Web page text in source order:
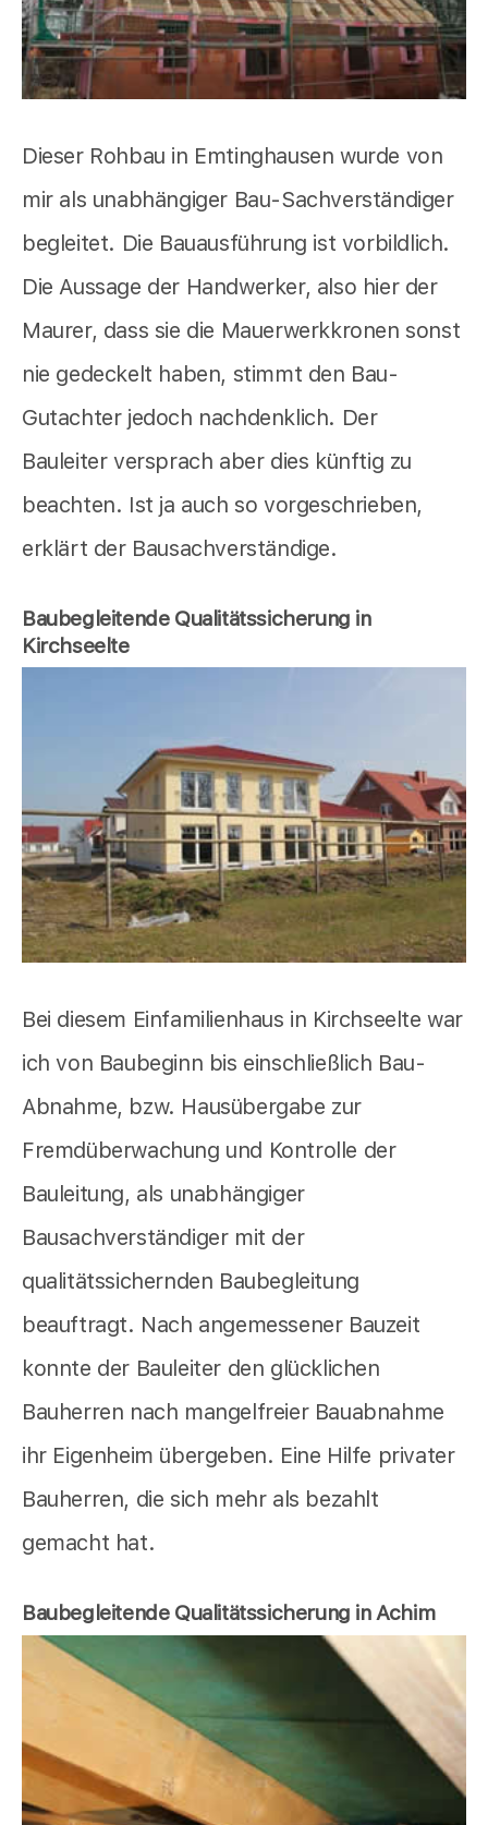
Dieser Rohbau in Emtinghausen wurde von
mir als unabhängiger Bau-Sachverständiger
begleitet. Die Bauausführung ist vorbildlich.
Die Aussage der Handwerker, also hier der
Maurer, dass sie die Mauerwerkkronen sonst
nie gedeckelt haben, stimmt den Bau-
Gutachter jedoch nachdenklich. Der
Bauleiter versprach aber dies künftig zu
beachten. Ist ja auch so vorgeschrieben,
erklärt der Bausachverständige.
Baubegleitende Qualitätssicherung in
Kirchseelte
Bei diesem Einfamilienhaus in Kirchseelte war
ich von Baubeginn bis einschließlich Bau-
Abnahme, bzw. Hausübergabe zur
Fremdüberwachung und Kontrolle der
Bauleitung, als unabhängiger
Bausachverständiger mit der
qualitätssichernden Baubegleitung
beauftragt. Nach angemessener Bauzeit
konnte der Bauleiter den glücklichen
Bauherren nach mangelfreier Bauabnahme
ihr Eigenheim übergeben. Eine Hilfe privater
Bauherren, die sich mehr als bezahlt
gemacht hat.
Baubegleitende Qualitätssicherung in Achim